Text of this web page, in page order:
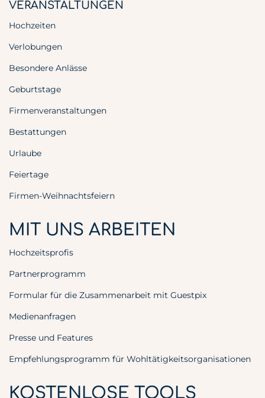
VERANSTALTUNGEN
Hochzeiten
Verlobungen
Besondere Anlässe
Geburtstage
Firmenveranstaltungen
Bestattungen
Urlaube
Feiertage
Firmen-Weihnachtsfeiern
MIT UNS ARBEITEN
Hochzeitsprofis
Partnerprogramm
Formular für die Zusammenarbeit mit Guestpix
Medienanfragen
Presse und Features
Empfehlungsprogramm für Wohltätigkeitsorganisationen
KOSTENLOSE TOOLS